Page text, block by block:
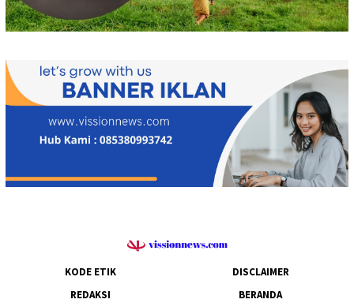
KODE ETIK
DISCLAIMER
REDAKSI
BERANDA